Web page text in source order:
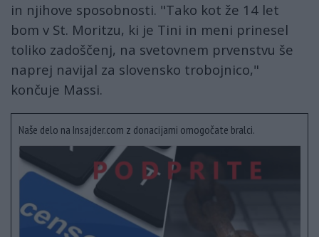
in njihove sposobnosti. "Tako kot že 14 let
bom v St. Moritzu, ki je Tini in meni prinesel
toliko zadoščenj, na svetovnem prvenstvu še
naprej navijal za slovensko trobojnico,"
končuje Massi.
Naše delo na Insajder.com z donacijami omogočate bralci.